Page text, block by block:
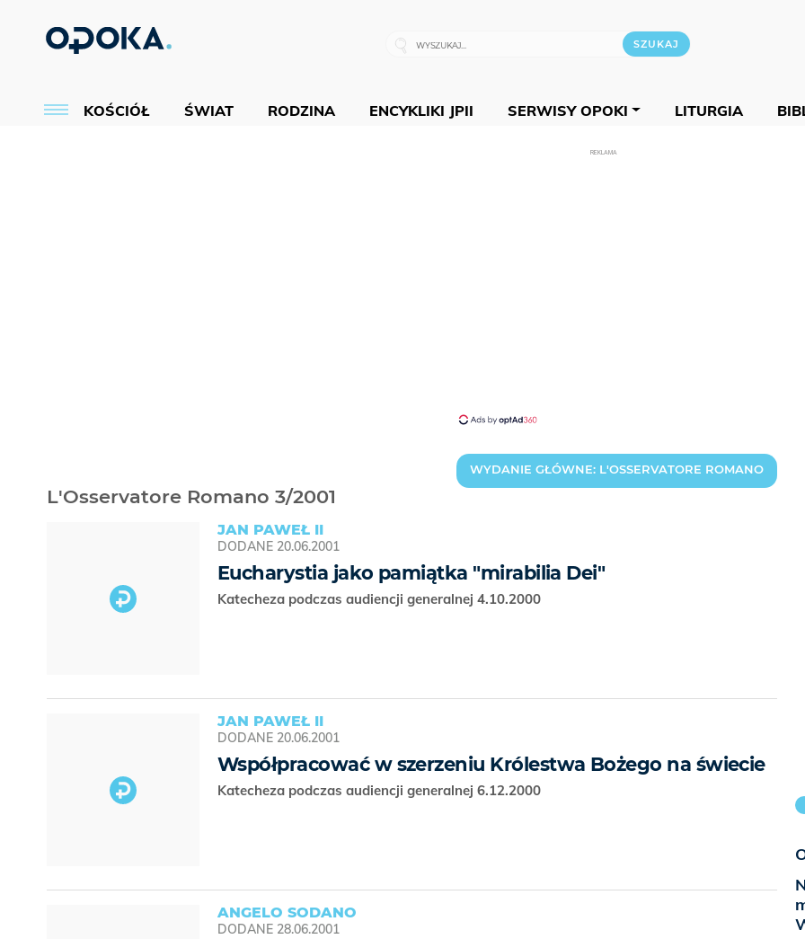
KOŚCIÓŁ ŚWIAT RODZINA ENCYKLIKI JPII SERWISY OPOKI LITURGIA
REKLAMA
WYDANIE GŁÓWNE: L'OSSERVATORE ROMANO
L'Osservatore Romano 3/2001
JAN PAWEŁ II
DODANE 20.06.2001
Eucharystia jako pamiątka "mirabilia Dei"
Katecheza podczas audiencji generalnej 4.10.2000
JAN PAWEŁ II
DODANE 20.06.2001
Współpracować w szerzeniu Królestwa Bożego na świecie
Katecheza podczas audiencji generalnej 6.12.2000
ANGELO SODANO
DODANE 28.06.2001